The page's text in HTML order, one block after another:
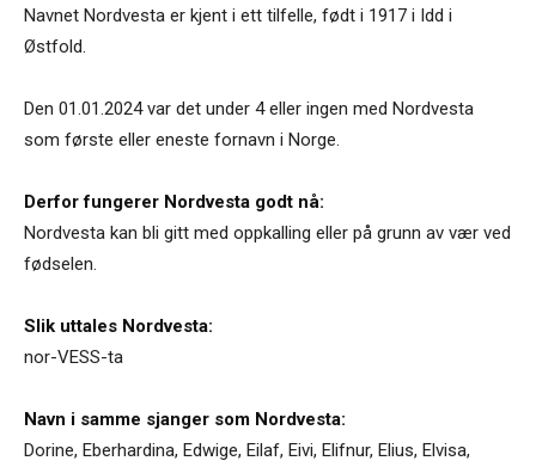
Navnet Nordvesta er kjent i ett tilfelle, født i 1917 i Idd i
Østfold.
Den 01.01.2024 var det under 4 eller ingen med Nordvesta
som første eller eneste fornavn i Norge.
Derfor fungerer Nordvesta godt nå:
Nordvesta kan bli gitt med oppkalling eller på grunn av vær ved
fødselen.
Slik uttales Nordvesta:
nor-VESS-ta
Navn i samme sjanger som Nordvesta:
Dorine, Eberhardina, Edwige, Eilaf, Eivi, Elifnur, Elius, Elvisa,